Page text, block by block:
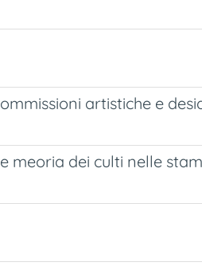
artistiche e
meoria dei culti nelle